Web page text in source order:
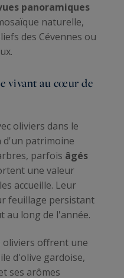
panoramiques
naturelle,
des Cévennes ou
vivant au cœur de
oliviers dans le
d'un patrimoine
parfois âgés
une valeur
accueille. Leur
feuillage persistant
au long de l'année.
oliviers offrent une
d'olive gardoise,
ses arômes